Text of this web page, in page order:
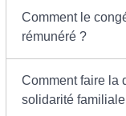
Comment le
rémunéré ?
Comment faire la
solidarité